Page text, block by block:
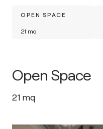
OPEN SPACE
21 mq
Open Space
21 mq